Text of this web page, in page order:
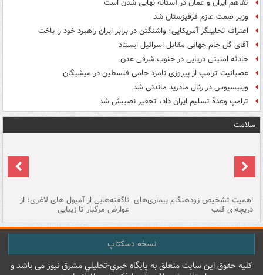
تفاهم ایران و عمان در آستانه نهایی شدن است
وزیر صمت عازم قرقیزستان شد
اعتراف تحلیلگر آمریکایی؛ واشنگتن در برابر ایران راهبرد خود را باخت
آقای گل جام جهانی مقابل اسرائیل ایستاد
حادثه امنیتی دریایی در جنوب شرقی عدن
عصبانیت ترامپ از پیروزی نامزد حامی فلسطین در میشیگان
وینیسیوس در رئال مادرید ماندنی شد
ترامپ وعدۀ تسلیم ایران داد، تحقیر نصیبش شد
سلامت
اهمیت تشخیص زودهنگام بیماری‌های
دریچه‌ای قلب
ناگفته‌هایی از آمپول های لاغری؛ از
عوارض مرگبار تا زیبایی
نسخه دسکتاپ
کليه حقوق اين سايت متعلق به پایگاه خبري-تحليلي مشرق نيوز می باشد و